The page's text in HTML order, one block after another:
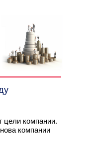
цели компании.
компании